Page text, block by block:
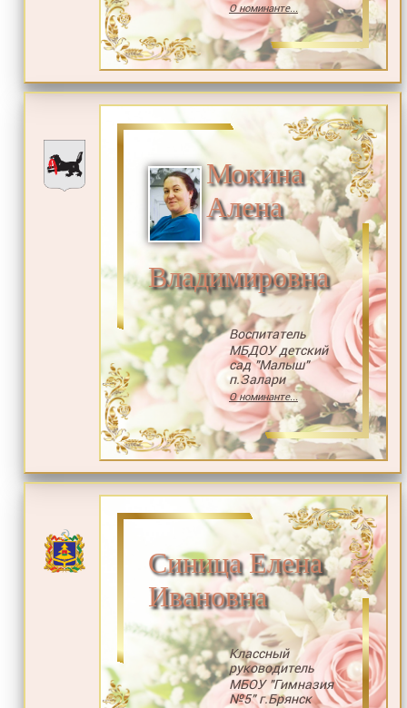
О номинанте...
Мокина
Алена
Владимировна
Воспитатель
МБДОУ детский
сад "Малыш"
п.Залари
О номинанте...
Синица Елена
Ивановна
Классный
руководитель
МБОУ "Гимназия
№5" г.Брянск